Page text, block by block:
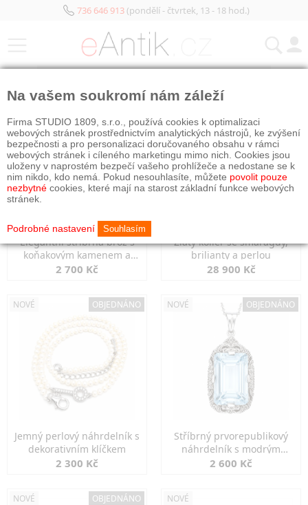
736 646 913(pondělí - čtvrtek, 13 - 18 hod.)
Elegantní stříbrná brož s
koňakovým kamenem a
markazity
2 700 Kč
Zlatý kolier se smaragdy,
brilianty a perlou
28 900 Kč
NOVÉ OBJEDNÁNO
Jemný perlový náhrdelník s
dekorativním klíčkem
2 300 Kč
NOVÉ OBJEDNÁNO
Stříbrný prvorepublikový
náhrdelník s modrým
spinelem
2 600 Kč
NOVÉ OBJEDNÁNO NOVÉ
Na vašem soukromí nám záleží
Firma STUDIO 1809, s.r.o., používá cookies k optimalizaci
webových stránek prostřednictvím analytických nástrojů, ke zvýšení
bezpečnosti a pro personalizaci doručovaného obsahu v rámci
webových stránek i cíleného marketingu mimo nich. Cookies jsou
uloženy v naprostém bezpečí vašeho prohlížeče a nedostane se k
nim nikdo, kdo nemá. Pokud nesouhlasíte, můžete povolit pouze
nezbytné cookies, které mají na starost základní funkce webových
stránek.
Podrobné nastavení Souhlasím